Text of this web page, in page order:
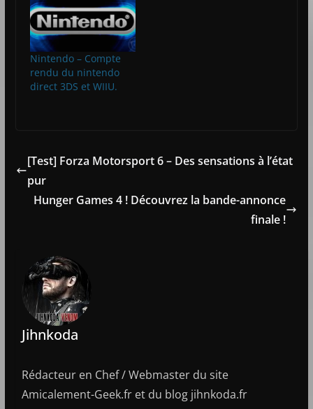
Nintendo – Compte
rendu du nintendo
direct 3DS et WIIU.
[Test] Forza Motorsport 6 – Des sensations à l’état
pur
Hunger Games 4 ! Découvrez la bande-annonce
finale !
Jihnkoda
Rédacteur en Chef / Webmaster du site
Amicalement-Geek.fr et du blog jihnkoda.fr